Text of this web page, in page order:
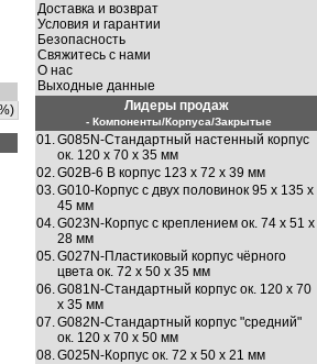
Доставка и возврат
Условия и гарантии
Безопасность
Свяжитесь с нами
О нас
Выходные данные
Лидеры продаж
- Компоненты/Корпуса/Закрытые
01.G085N-Стандартный настенный корпус
ок. 120 х 70 х 35 мм
02.G02B-6 В корпус 123 х 72 х 39 мм
03.G010-Корпус с двух половинок 95 х 135 х
45 мм
04.G023N-Корпус с креплением ок. 74 х 51 х
28 мм
05.G027N-Пластиковый корпус чёрного
цвета ок. 72 х 50 х 35 мм
06.G081N-Стандартный корпус ок. 120 х 70
х 35 мм
07.G082N-Стандартный корпус "средний"
ок. 120 х 70 х 50 мм
08.G025N-Корпус ок. 72 х 50 х 21 мм